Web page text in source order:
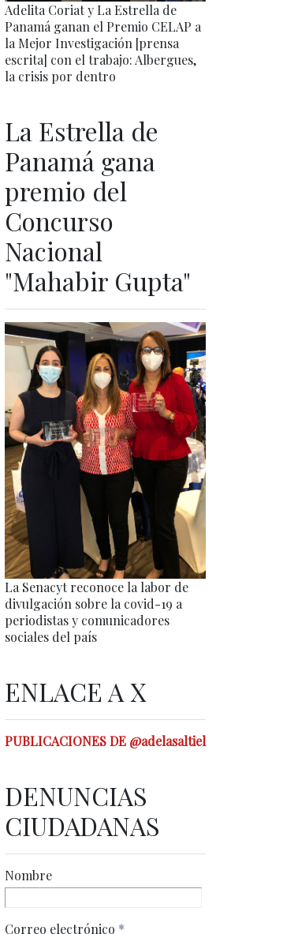
Adelita Coriat y La Estrella de
Panamá ganan el Premio CELAP a
la Mejor Investigación [prensa
escrita] con el trabajo: Albergues,
la crisis por dentro
La Estrella de
Panamá gana
premio del
Concurso
Nacional
"Mahabir Gupta"
La Senacyt reconoce la labor de
divulgación sobre la covid-19 a
periodistas y comunicadores
sociales del país
ENLACE A X
PUBLICACIONES DE @adelasaltiel
DENUNCIAS
CIUDADANAS
Nombre
Correo electrónico *